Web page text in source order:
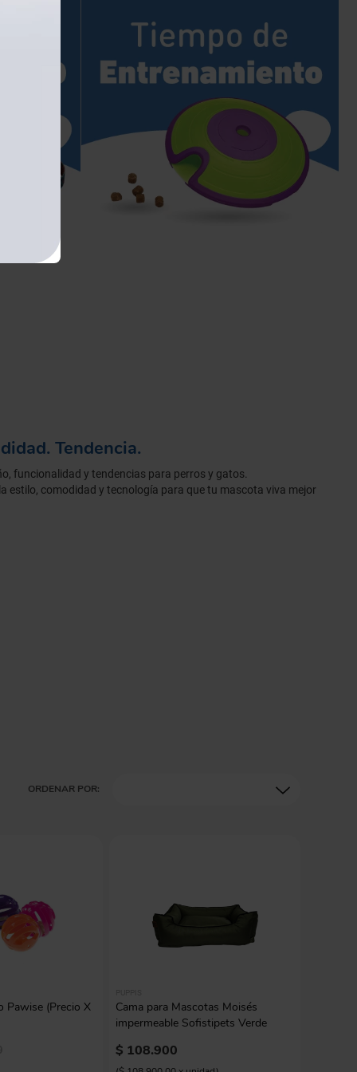
Tendencia.
funcionalidad y tendencias para perros y gatos.
estilo, comodidad y tecnología para que tu mascota viva mejor
ORDENAR POR:
Pawise (Precio X
Cama para Mascotas Moisés
impermeable Sofistipets Verde
$ 108.900